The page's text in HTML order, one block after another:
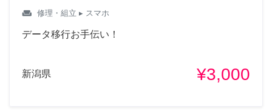
weekend 修理・組立 ▸ スマホ
データ移行お手伝い！
新潟県 ¥3,000